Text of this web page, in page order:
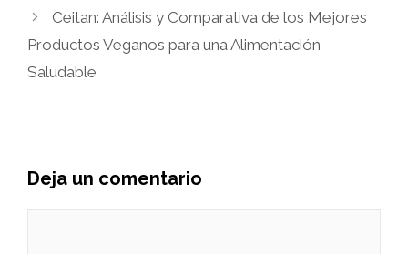
Ceitan: Análisis y Comparativa de los Mejores
Productos Veganos para una Alimentación
Saludable
Deja un comentario